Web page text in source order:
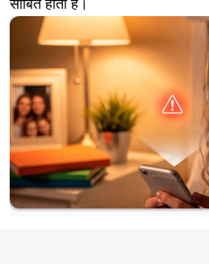
साबित होती है।